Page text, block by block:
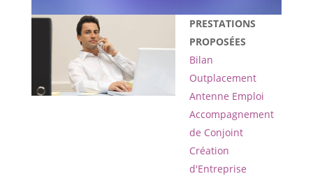
PRESTATIONS
PROPOSÉES
Bilan
Outplacement
Antenne Emploi
Accompagnement
de Conjoint
Création
d'Entreprise